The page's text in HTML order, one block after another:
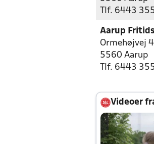
Tlf. 6443
Aarup
Ormehøjvej 4
5560 Aarup
Tlf. 6443
Videoer